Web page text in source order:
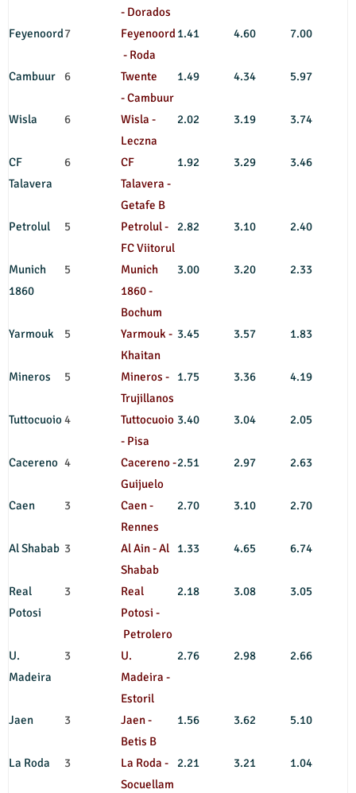
- Dorados
Feyenoord7
Feyenoord
- Roda
1.41 4.60 7.00
Cambuur 6
Twente
- Cambuur
1.49 4.34 5.97
Wisla 6
Wisla -
Leczna
2.02 3.19 3.74
CF
Talavera
6
CF
Talavera -
Getafe B
1.92 3.29 3.46
Petrolul 5
Petrolul -
FC Viitorul
2.82 3.10 2.40
Munich
1860
5
Munich
1860 -
Bochum
3.00 3.20 2.33
Yarmouk 5
Yarmouk -
Khaitan
3.45 3.57 1.83
Mineros 5
Mineros -
Trujillanos
1.75 3.36 4.19
Tuttocuoio4
Tuttocuoio
- Pisa
3.40 3.04 2.05
Cacereno 4
Cacereno -
Guijuelo
2.51 2.97 2.63
Caen 3
Caen -
Rennes
2.70 3.10 2.70
Al Shabab 3
Al Ain - Al
Shabab
1.33 4.65 6.74
Real
Potosi
3
Real
Potosi -
Petrolero
2.18 3.08 3.05
U.
Madeira
3
U.
Madeira -
Estoril
2.76 2.98 2.66
Jaen 3
Jaen -
Betis B
1.56 3.62 5.10
La Roda 3
La Roda -
Socuellam
2.21 3.21 1.04